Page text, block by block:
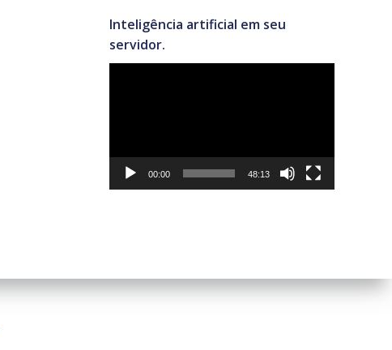
Inteligência artificial em seu
servidor.
00:00 48:13